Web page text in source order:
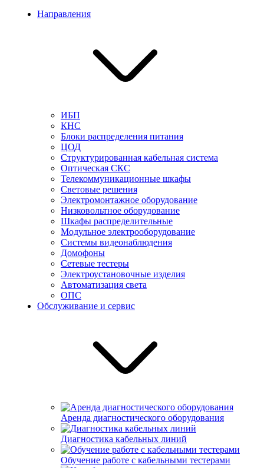
Направления
ИБП
КНС
Блоки распределения питания
ЦОД
Структурированная кабельная система
Оптическая СКС
Телекоммуникационные шкафы
Световые решения
Электромонтажное оборудование
Низковольтное оборудование
Шкафы распределительные
Модульное электрооборудование
Системы видеонаблюдения
Домофоны
Сетевые тестеры
Электроустановочные изделия
Автоматизация света
ОПС
Обслуживание и сервис
Аренда диагностического оборудования
Диагностика кабельных линий
Обучение работе с кабельными тестерами